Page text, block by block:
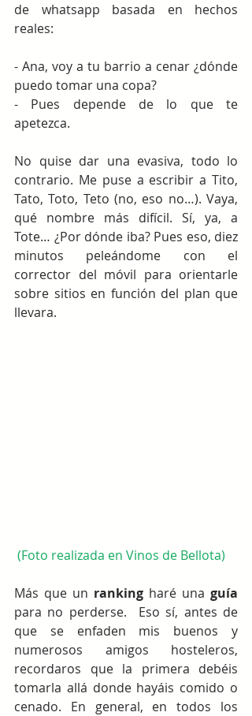
de whatsapp basada en hechos
reales:
- Ana, voy a tu barrio a cenar ¿dónde
puedo tomar una copa?
- Pues depende de lo que te
apetezca.
No quise dar una evasiva, todo lo
contrario. Me puse a escribir a Tito,
Tato, Toto, Teto (no, eso no…). Vaya,
qué nombre más difícil. Sí, ya, a
Tote… ¿Por dónde iba? Pues eso, diez
minutos peleándome con el
corrector del móvil para orientarle
sobre sitios en función del plan que
llevara.
(Foto realizada en Vinos de Bellota)
Más que un ranking haré una guía
para no perderse.  Eso sí, antes de
que se enfaden mis buenos y
numerosos amigos hosteleros,
recordaros que la primera debéis
tomarla allá donde hayáis comido o
cenado. En general, en todos los